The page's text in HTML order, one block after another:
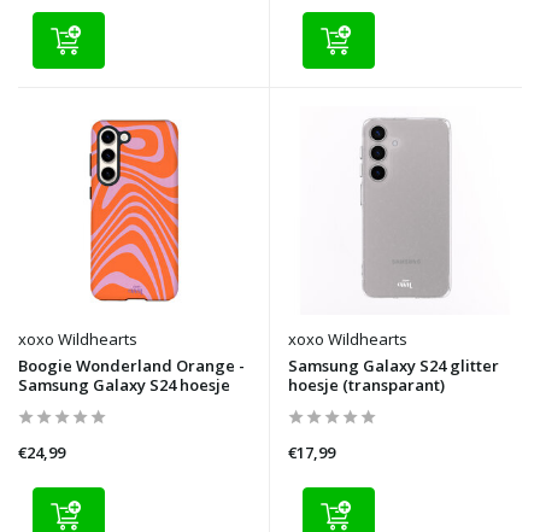
xoxo Wildhearts
Boogie Wonderland Orange -
Samsung Galaxy S24 hoesje
€24,99
xoxo Wildhearts
Samsung Galaxy S24 glitter
hoesje (transparant)
€17,99